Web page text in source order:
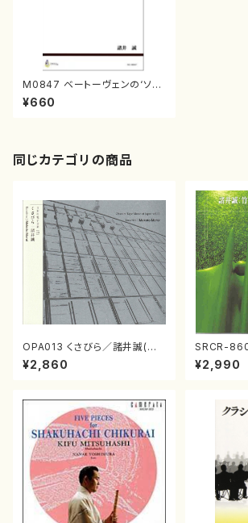
M0847 ベートーヴェンの‘ソナ
タ’とは・・・（諸井誠/書籍）
¥660
同じカテゴリの商品
OPA013 くさびら／諸井誠(電
子音楽／CD)
¥2,860
SRCR-
（尺八/諸井
¥2,990